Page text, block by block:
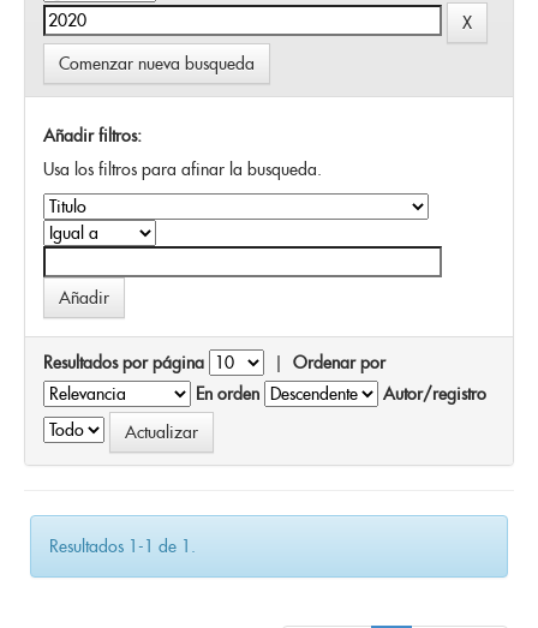
Comenzar nueva busqueda
Añadir filtros:
Usa los filtros para afinar la busqueda.
Resultados por página | Ordenar por
En orden
Autor/registro
Resultados 1-1 de 1.